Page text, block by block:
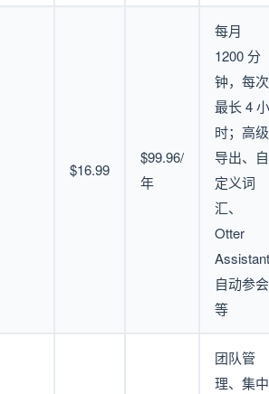
$16.99
$99.96/
年
每月
1200 分
钟，每次
最长 4 小
时；高级
导出、自
定义词
汇、
Otter
Assistant
自动参会
等
团队管
理、集中